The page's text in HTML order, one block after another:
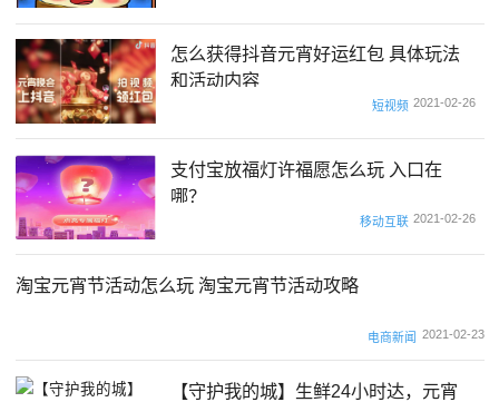
怎么获得抖音元宵好运红包 具体玩法
和活动内容
短视频 2021-02-26
支付宝放福灯许福愿怎么玩 入口在
哪？
移动互联 2021-02-26
淘宝元宵节活动怎么玩 淘宝元宵节活动攻略
电商新闻 2021-02-23
【守护我的城】生鲜24小时达，元宵